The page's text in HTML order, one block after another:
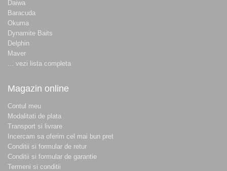
Daiwa
Baracuda
Okuma
Dynamite Baits
Delphin
Maver
... vezi lista completa
Magazin online
Contul meu
Modalitati de plata
Transport si livrare
Incercam sa oferim cel mai bun pret
Conditii si formular de retur
Conditii si formular de garantie
Termeni si conditii